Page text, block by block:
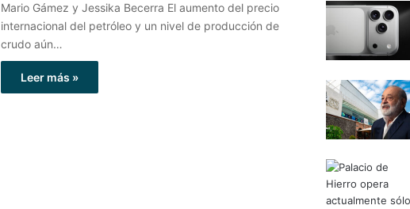
Mario Gámez y Jessika Becerra El aumento del precio
internacional del petróleo y un nivel de producción de
crudo aún…
Leer más »